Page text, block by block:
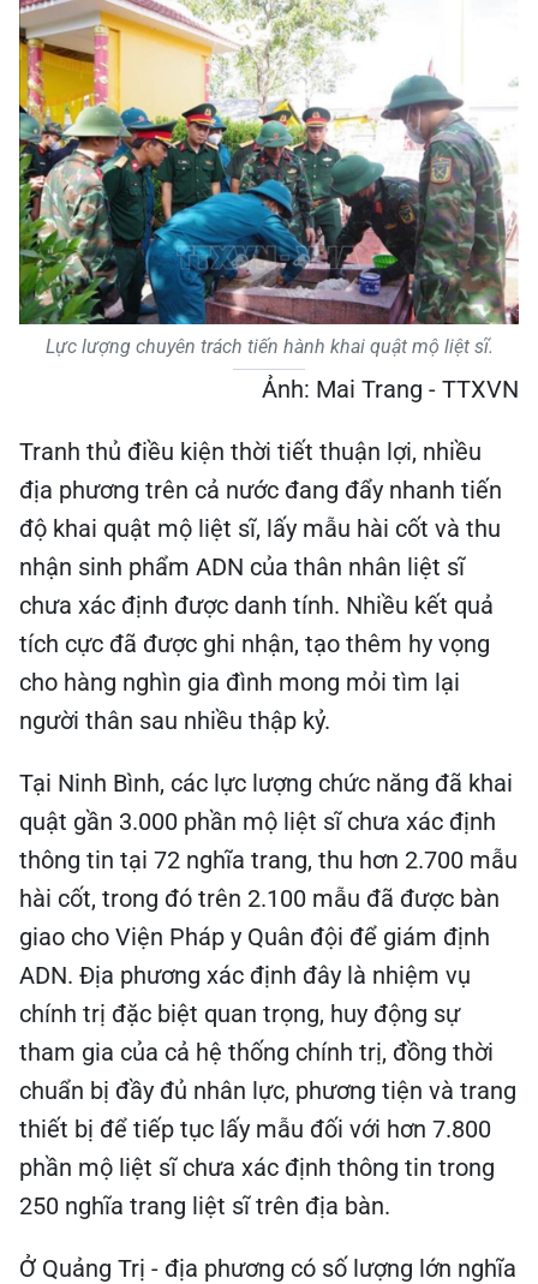
Lực lượng chuyên trách tiến hành khai quật mộ liệt sĩ.
Ảnh: Mai Trang - TTXVN
Tranh thủ điều kiện thời tiết thuận lợi, nhiều
địa phương trên cả nước đang đẩy nhanh tiến
độ khai quật mộ liệt sĩ, lấy mẫu hài cốt và thu
nhận sinh phẩm ADN của thân nhân liệt sĩ
chưa xác định được danh tính. Nhiều kết quả
tích cực đã được ghi nhận, tạo thêm hy vọng
cho hàng nghìn gia đình mong mỏi tìm lại
người thân sau nhiều thập kỷ.
Tại Ninh Bình, các lực lượng chức năng đã khai
quật gần 3.000 phần mộ liệt sĩ chưa xác định
thông tin tại 72 nghĩa trang, thu hơn 2.700 mẫu
hài cốt, trong đó trên 2.100 mẫu đã được bàn
giao cho Viện Pháp y Quân đội để giám định
ADN. Địa phương xác định đây là nhiệm vụ
chính trị đặc biệt quan trọng, huy động sự
tham gia của cả hệ thống chính trị, đồng thời
chuẩn bị đầy đủ nhân lực, phương tiện và trang
thiết bị để tiếp tục lấy mẫu đối với hơn 7.800
phần mộ liệt sĩ chưa xác định thông tin trong
250 nghĩa trang liệt sĩ trên địa bàn.
Ở Quảng Trị - địa phương có số lượng lớn nghĩa